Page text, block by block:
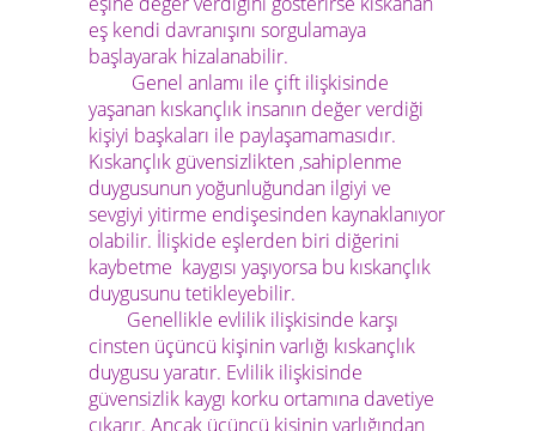
eş kendi davranışını sorgulamaya
başlayarak hizalanabilir.
Genel anlamı ile çift ilişkisinde
yaşanan kıskançlık insanın değer verdiği
kişiyi başkaları ile paylaşamamasıdır.
Kıskançlık güvensizlikten ,sahiplenme
duygusunun yoğunluğundan ilgiyi ve
sevgiyi yitirme endişesinden kaynaklanıyor
olabilir. İlişkide eşlerden biri diğerini
kaybetme kaygısı yaşıyorsa bu kıskançlık
duygusunu tetikleyebilir.
Genellikle evlilik ilişkisinde karşı
cinsten üçüncü kişinin varlığı kıskançlık
duygusu yaratır. Evlilik ilişkisinde
güvensizlik kaygı korku ortamına davetiye
çıkarır. Ancak üçüncü kişinin varlığından